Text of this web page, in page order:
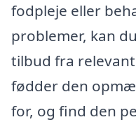
fodpleje eller
problemer, kan
tilbud fra
fødder den
for, og find den